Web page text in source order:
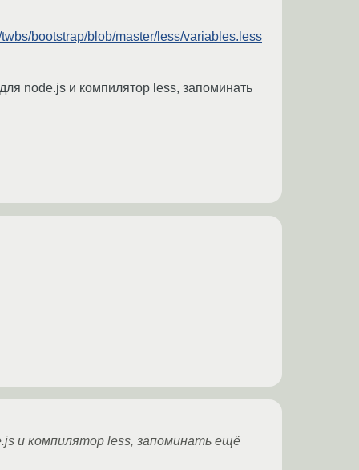
bootstrap/blob/master/less/variables.less
node.js и компилятор less, запоминать
и компилятор less, запоминать ещё